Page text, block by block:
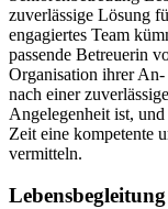
zuverlässige Lösung
engagiertes Team
passende Betreuerin
Organisation ihrer An-
nach einer
Angelegenheit ist,
Zeit eine kompetente
vermitteln.